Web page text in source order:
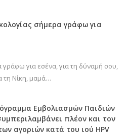
σήμερα γράφω για
για εσένα, για τη δύναμή σου,
τη Νίκη, μαμά…
Εμβολιασμών Παιδιών
πλέον και τον
αγοριών κατά του ιού HPV